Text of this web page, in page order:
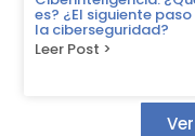
es? ¿El siguiente
la ciberseguridad?
Leer Post >